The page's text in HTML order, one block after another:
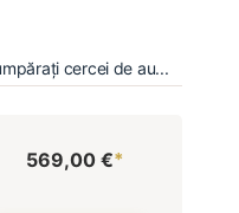
cercei de au...
569,00 €*